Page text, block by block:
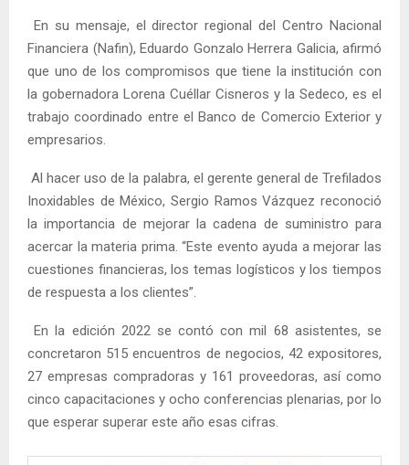
En su mensaje, el director regional del Centro Nacional
Financiera (Nafin), Eduardo Gonzalo Herrera Galicia, afirmó
que uno de los compromisos que tiene la institución con
la gobernadora Lorena Cuéllar Cisneros y la Sedeco, es el
trabajo coordinado entre el Banco de Comercio Exterior y
empresarios.
Al hacer uso de la palabra, el gerente general de Trefilados
Inoxidables de México, Sergio Ramos Vázquez reconoció
la importancia de mejorar la cadena de suministro para
acercar la materia prima. “Este evento ayuda a mejorar las
cuestiones financieras, los temas logísticos y los tiempos
de respuesta a los clientes”.
En la edición 2022 se contó con mil 68 asistentes, se
concretaron 515 encuentros de negocios, 42 expositores,
27 empresas compradoras y 161 proveedoras, así como
cinco capacitaciones y ocho conferencias plenarias, por lo
que esperar superar este año esas cifras.